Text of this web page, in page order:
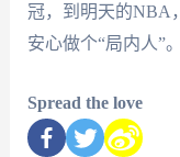
冠，到明天的NBA
安心做个“局内人”。
Spread the love